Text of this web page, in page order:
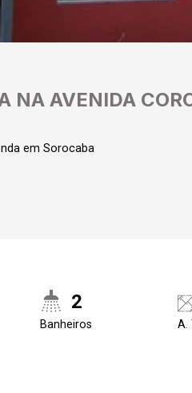
NA AVENIDA
em Sorocaba
2
Banheiros A.
Realize o login